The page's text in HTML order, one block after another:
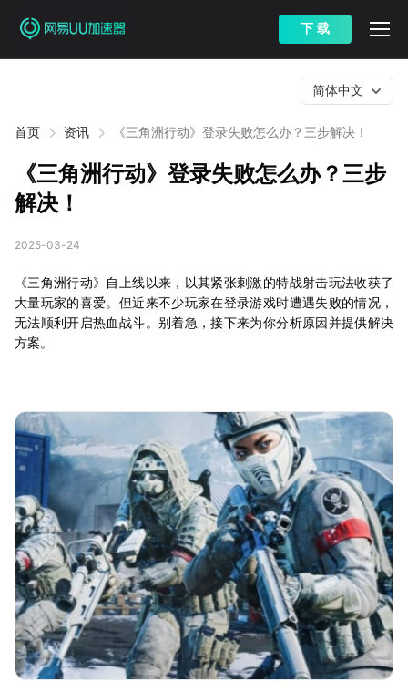
下 载
首页 资讯 《三角洲行动》登录失败怎么办？三步解决！
简体中文
《三角洲行动》登录失败怎么办？三步
解决！
2025-03-24
《三角洲行动》自上线以来，以其紧张刺激的特战射击玩法收获了
大量玩家的喜爱。但近来不少玩家在登录游戏时遭遇失败的情况，
无法顺利开启热血战斗。别着急，接下来为你分析原因并提供解决
方案。